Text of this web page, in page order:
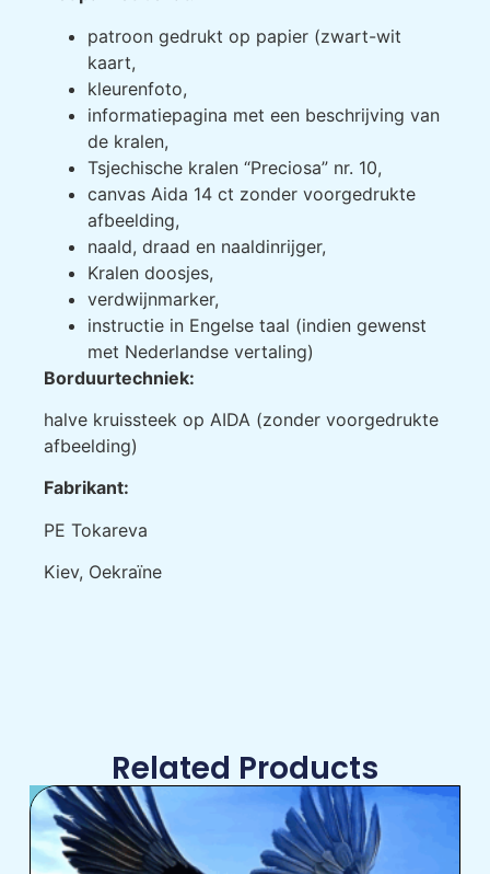
patroon gedrukt op papier (zwart-wit
kaart,
kleurenfoto,
informatiepagina met een beschrijving van
de kralen,
Tsjechische kralen “Preciosa” nr. 10,
canvas Aida 14 ct zonder voorgedrukte
afbeelding,
naald, draad en naaldinrijger,
Kralen doosjes,
verdwijnmarker,
instructie in Engelse taal (indien gewenst
met Nederlandse vertaling)
Borduurtechniek:
halve kruissteek op AIDA (zonder voorgedrukte
afbeelding)
Fabrikant:
РE Tokareva
Kiev, Oekraïne
Related Products